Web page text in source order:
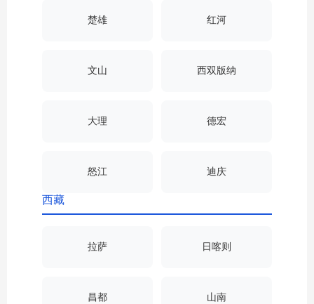
楚雄 红河
文山 西双版纳
大理 德宏
怒江 迪庆
西藏
拉萨 日喀则
昌都 山南